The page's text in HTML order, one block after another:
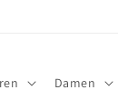
Damen